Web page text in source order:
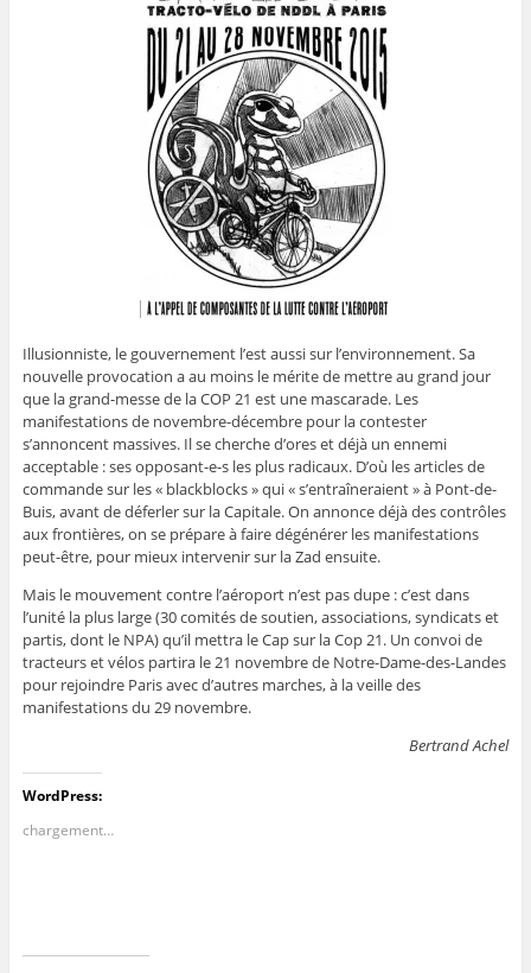
Illusionniste, le gouvernement l’est aussi sur l’environnement. Sa
nouvelle provocation a au moins le mérite de mettre au grand jour
que la grand-messe de la COP 21 est une mascarade. Les
manifestations de novembre-décembre pour la contester
s’annoncent massives. Il se cherche d’ores et déjà un ennemi
acceptable : ses opposant-e-s les plus radicaux. D’où les articles de
commande sur les « blackblocks » qui « s’entraîneraient » à Pont-de-
Buis, avant de déferler sur la Capitale. On annonce déjà des contrôles
aux frontières, on se prépare à faire dégénérer les manifestations
peut-être, pour mieux intervenir sur la Zad ensuite.
Mais le mouvement contre l’aéroport n’est pas dupe : c’est dans
l’unité la plus large (30 comités de soutien, associations, syndicats et
partis, dont le NPA) qu’il mettra le Cap sur la Cop 21. Un convoi de
tracteurs et vélos partira le 21 novembre de Notre-Dame-des-Landes
pour rejoindre Paris avec d’autres marches, à la veille des
manifestations du 29 novembre.
Bertrand Achel
WordPress:
chargement…